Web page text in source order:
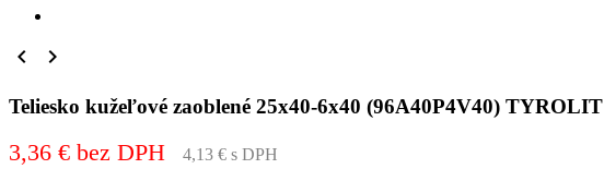
 
Teliesko kužeľové zaoblené 25x40-6x40 (96A40P4V40) TYROLIT
3,36 € bez DPH 4,13 € s DPH